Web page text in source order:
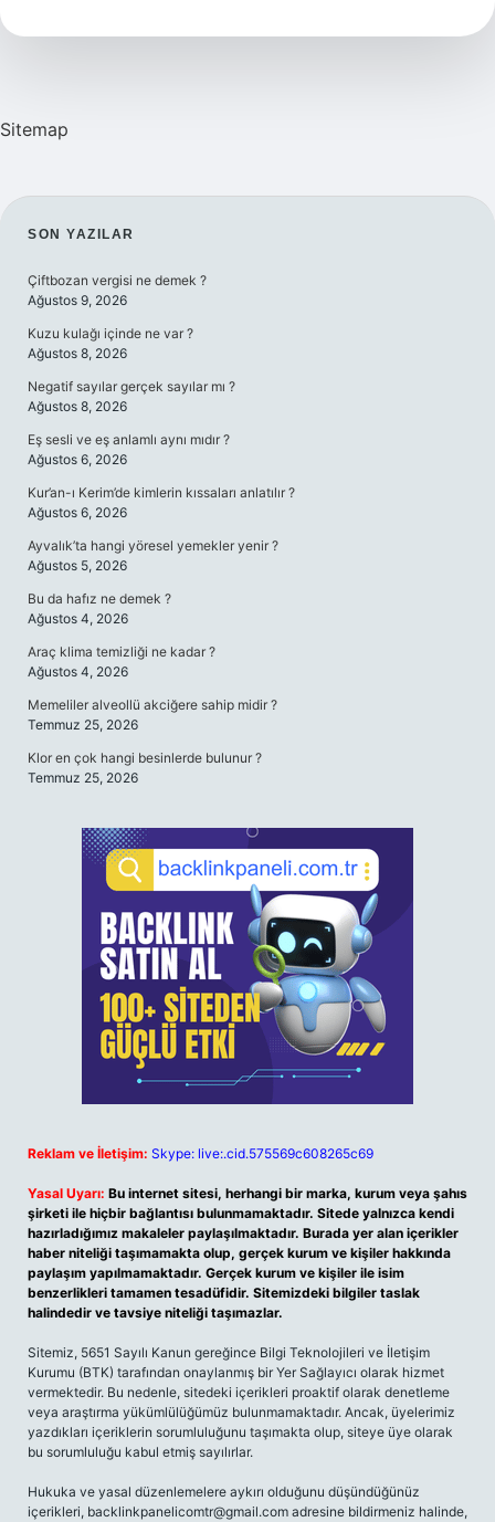
Sitemap
SIDEBAR
SON YAZILAR
Çiftbozan vergisi ne demek ?
Ağustos 9, 2026
Kuzu kulağı içinde ne var ?
Ağustos 8, 2026
Negatif sayılar gerçek sayılar mı ?
Ağustos 8, 2026
Eş sesli ve eş anlamlı aynı mıdır ?
Ağustos 6, 2026
Kur’an-ı Kerim’de kimlerin kıssaları anlatılır ?
Ağustos 6, 2026
Ayvalık’ta hangi yöresel yemekler yenir ?
Ağustos 5, 2026
Bu da hafız ne demek ?
Ağustos 4, 2026
Araç klima temizliği ne kadar ?
Ağustos 4, 2026
Memeliler alveollü akciğere sahip midir ?
Temmuz 25, 2026
Klor en çok hangi besinlerde bulunur ?
Temmuz 25, 2026
Reklam ve İletişim: Skype: live:.cid.575569c608265c69
Yasal Uyarı: Bu internet sitesi, herhangi bir marka, kurum veya şahıs
şirketi ile hiçbir bağlantısı bulunmamaktadır. Sitede yalnızca kendi
hazırladığımız makaleler paylaşılmaktadır. Burada yer alan içerikler
haber niteliği taşımamakta olup, gerçek kurum ve kişiler hakkında
paylaşım yapılmamaktadır. Gerçek kurum ve kişiler ile isim
benzerlikleri tamamen tesadüfidir. Sitemizdeki bilgiler taslak
halindedir ve tavsiye niteliği taşımazlar.
Sitemiz, 5651 Sayılı Kanun gereğince Bilgi Teknolojileri ve İletişim
Kurumu (BTK) tarafından onaylanmış bir Yer Sağlayıcı olarak hizmet
vermektedir. Bu nedenle, sitedeki içerikleri proaktif olarak denetleme
veya araştırma yükümlülüğümüz bulunmamaktadır. Ancak, üyelerimiz
yazdıkları içeriklerin sorumluluğunu taşımakta olup, siteye üye olarak
bu sorumluluğu kabul etmiş sayılırlar.
Hukuka ve yasal düzenlemelere aykırı olduğunu düşündüğünüz
içerikleri, backlinkpanelicomtr@gmail.com adresine bildirmeniz halinde,